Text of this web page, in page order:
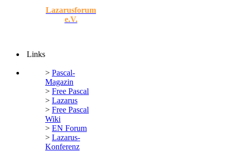
Lazarusforum
e.V.
Links
> Pascal-
Magazin
> Free Pascal
> Lazarus
> Free Pascal
Wiki
> EN Forum
> Lazarus-
Konferenz